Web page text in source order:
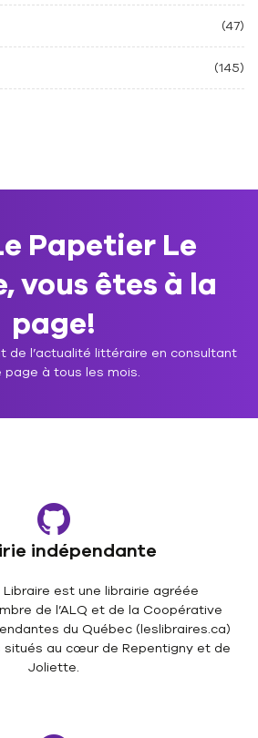
(47)
(145)
Papetier Le
vous êtes à la
page!
de l’actualité littéraire en consultant
à tous les mois.
indépendante
est une librairie agréée
de l’ALQ et de la Coopérative
du Québec (leslibraires.ca)
situés au cœur de Repentigny et de
Joliette.